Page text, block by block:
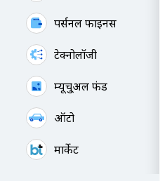
पर्सनल फाइनेंस
टेक्नोलॉजी
म्यूचु्अल फंड
ऑटो
मार्केट